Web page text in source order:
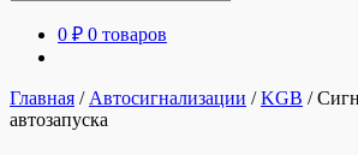
0 ₽ 0 товаров
Главная / Автосигнализации /KGB /
автозапуска